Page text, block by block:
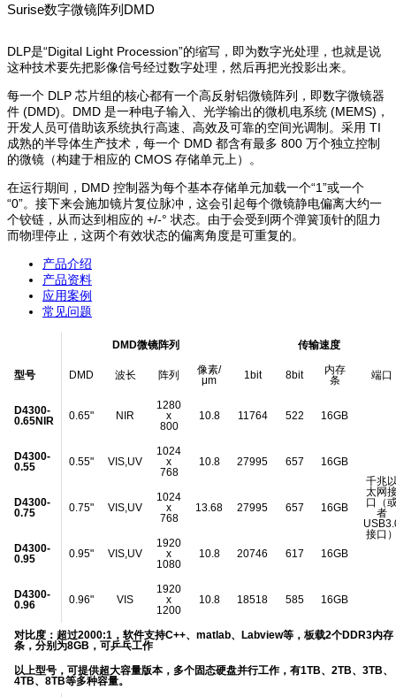
Surise数字微镜阵列DMD
DLP是“Digital Light Procession”的缩写，即为数字光处理，也就是说
这种技术要先把影像信号经过数字处理，然后再把光投影出来。
每一个 DLP 芯片组的核心都有一个高反射铝微镜阵列，即数字微镜器
件 (DMD)。DMD 是一种电子输入、光学输出的微机电系统 (MEMS)，
开发人员可借助该系统执行高速、高效及可靠的空间光调制。采用 TI
成熟的半导体生产技术，每一个 DMD 都含有最多 800 万个独立控制
的微镜（构建于相应的 CMOS 存储单元上）。
在运行期间，DMD 控制器为每个基本存储单元加载一个“1”或一个
“0”。接下来会施加镜片复位脉冲，这会引起每个微镜静电偏离大约一
个铰链，从而达到相应的 +/-° 状态。由于会受到两个弹簧顶针的阻力
而物理停止，这两个有效状态的偏离角度是可重复的。
产品介绍
产品资料
应用案例
常见问题
DMD微镜阵列 传输速度
型号 DMD 波长 阵列
像素/
μm
1bit 8bit
内存
条
端口
D4300-
0.65NIR
0.65" NIR
1280
x
800
10.8 11764 522 16GB
千兆
太网
口（
者
接口
D4300-
0.55
0.55" VIS,UV
1024
x
768
10.8 27995 657 16GB
D4300-
0.75
0.75" VIS,UV
1024
x
768
13.68 27995 657 16GB
D4300-
0.95
0.95" VIS,UV
1920
x
1080
10.8 20746 617 16GB
D4300-
0.96
0.96" VIS
1920
x
1200
10.8 18518 585 16GB
对比度：超过2000:1，软件支持C++、matlab、Labview等，板载2个DDR3内存
条，分别为8GB，可乒乓工作
以上型号，可提供超大容量版本，多个固态硬盘并行工作，有1TB、2TB、3TB、
4TB、8TB等多种容量。